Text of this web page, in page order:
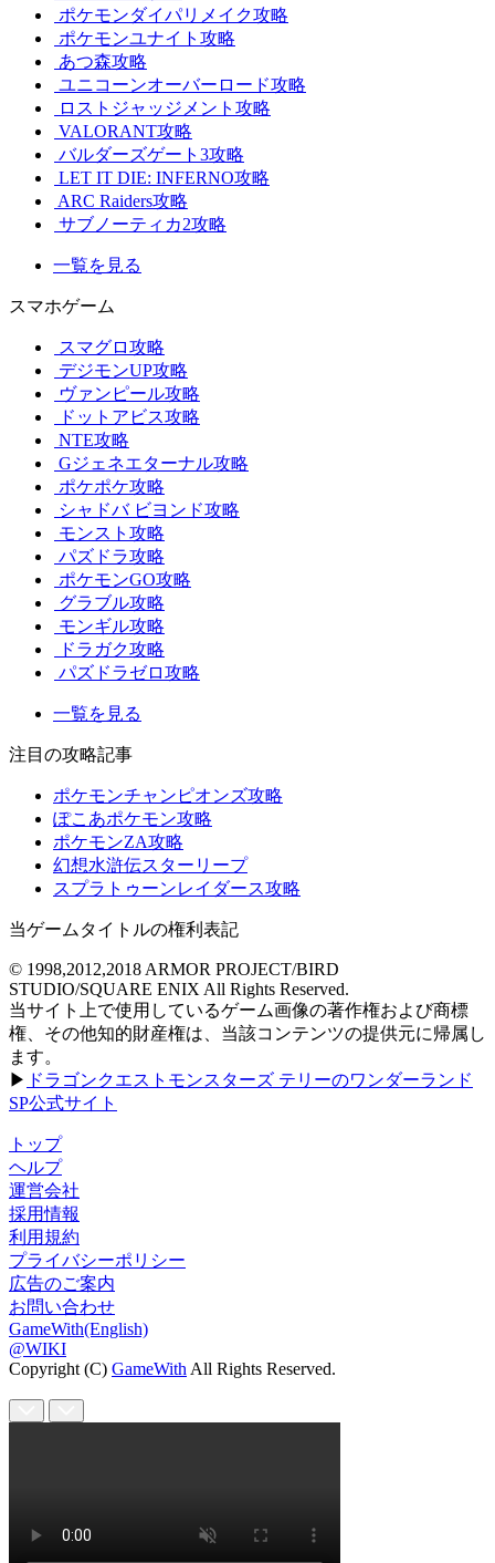
ポケモンダイパリメイク攻略
ポケモンユナイト攻略
あつ森攻略
ユニコーンオーバーロード攻略
ロストジャッジメント攻略
VALORANT攻略
バルダーズゲート3攻略
LET IT DIE: INFERNO攻略
ARC Raiders攻略
サブノーティカ2攻略
一覧を見る
スマホゲーム
スマグロ攻略
デジモンUP攻略
ヴァンピール攻略
ドットアビス攻略
NTE攻略
Gジェネエターナル攻略
ポケポケ攻略
シャドバ ビヨンド攻略
モンスト攻略
パズドラ攻略
ポケモンGO攻略
グラブル攻略
モンギル攻略
ドラガク攻略
パズドラゼロ攻略
一覧を見る
注目の攻略記事
ポケモンチャンピオンズ攻略
ぽこあポケモン攻略
ポケモンZA攻略
幻想水滸伝スターリープ
スプラトゥーンレイダース攻略
当ゲームタイトルの権利表記
© 1998,2012,2018 ARMOR PROJECT/BIRD
STUDIO/SQUARE ENIX All Rights Reserved.
当サイト上で使用しているゲーム画像の著作権および商標
権、その他知的財産権は、当該コンテンツの提供元に帰属し
ます。
▶ ドラゴンクエストモンスターズ テリーのワンダーランド
SP公式サイト
トップ
ヘルプ
運営会社
採用情報
利用規約
プライバシーポリシー
広告のご案内
お問い合わせ
GameWith(English)
@WIKI
Copyright (C) GameWith All Rights Reserved.